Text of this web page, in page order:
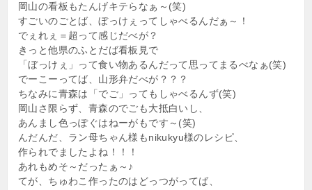
岡山の看板もたんげキテらなぁ～(笑)
すごいのごとば、ぼっけぇってしゃべるんだぁ～！
でぇれぇ＝超って感じだべが？
きっと他県のふとだば看板見で
「ぼっけぇ」って食い物あるんだって思ってまるべなぁ(笑)
でーこーってば、山形弁だべが？？？
ちなみに青森は「でご」ってもしゃべるんず(笑)
岡山さ限らず、青森のでごも大抵白いし、
あんまし色っぽぐはねーがもです～(笑)
んだんだ、ラン母ちゃん様もnikukyu様のレシピ、
作られでましたよね！！！
あれもめそ～だったぁ～♪
てが、ちゅわこ作ったのはどっつがってば、